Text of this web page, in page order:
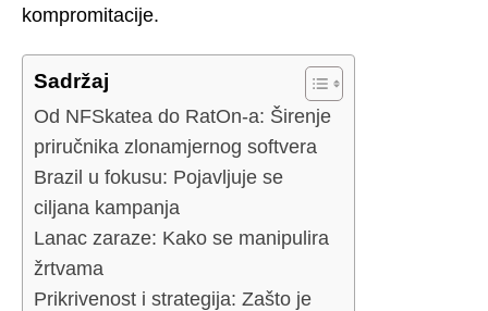
kompromitacije.
Sadržaj
Od NFSkatea do RatOn-a: Širenje
priručnika zlonamjernog softvera
Brazil u fokusu: Pojavljuje se
ciljana kampanja
Lanac zaraze: Kako se manipulira
žrtvama
Prikrivenost i strategija: Zašto je